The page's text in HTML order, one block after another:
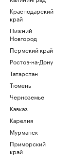
Краснодарский
край
Нижний
Новгород
Пермский край
Ростов-на-Дону
Татарстан
Тюмень
Черноземье
Кавказ
Карелия
Мурманск
Приморский
край